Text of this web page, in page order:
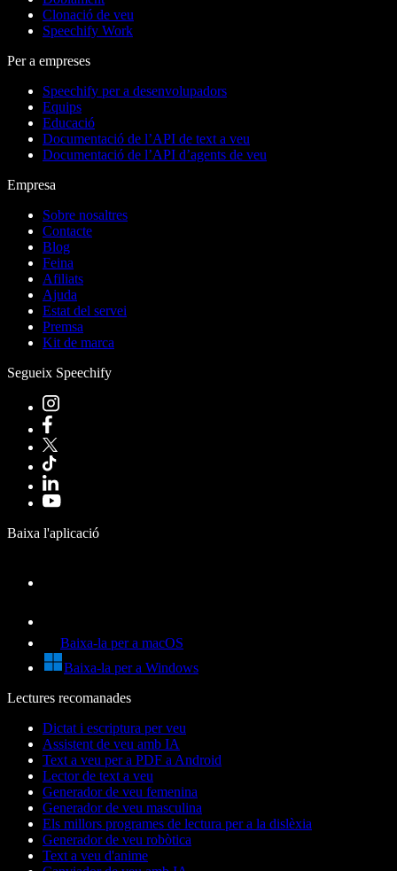
Clonació de veu
Speechify Work
Per a empreses
Speechify per a desenvolupadors
Equips
Educació
Documentació de l’API de text a veu
Documentació de l’API d’agents de veu
Empresa
Sobre nosaltres
Contacte
Blog
Feina
Afiliats
Ajuda
Estat del servei
Premsa
Kit de marca
Segueix Speechify
Baixa l'aplicació
Baixa-la per a macOS
Baixa-la per a Windows
Lectures recomanades
Dictat i escriptura per veu
Assistent de veu amb IA
Text a veu per a PDF a Android
Lector de text a veu
Generador de veu femenina
Generador de veu masculina
Els millors programes de lectura per a la dislèxia
Generador de veu robòtica
Text a veu d'anime